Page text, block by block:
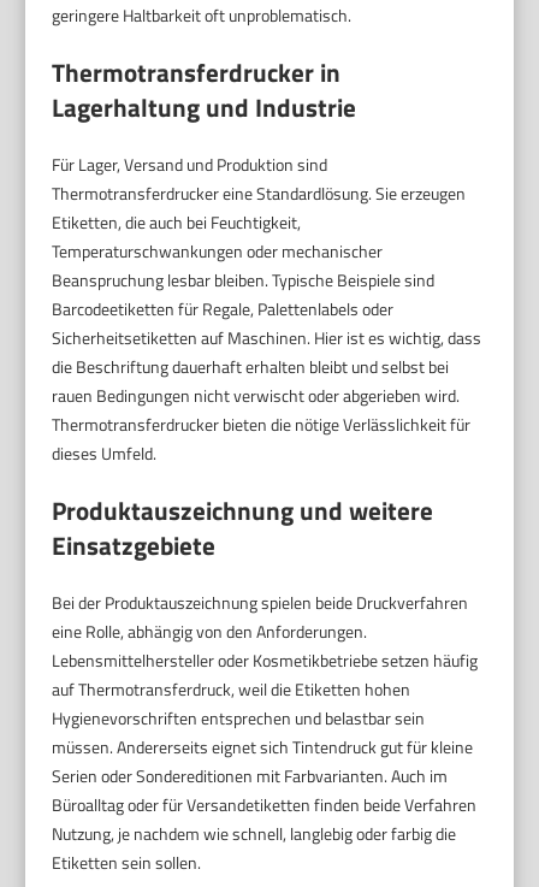
geringere Haltbarkeit oft unproblematisch.
Thermotransferdrucker in
Lagerhaltung und Industrie
Für Lager, Versand und Produktion sind
Thermotransferdrucker eine Standardlösung. Sie erzeugen
Etiketten, die auch bei Feuchtigkeit,
Temperaturschwankungen oder mechanischer
Beanspruchung lesbar bleiben. Typische Beispiele sind
Barcodeetiketten für Regale, Palettenlabels oder
Sicherheitsetiketten auf Maschinen. Hier ist es wichtig, dass
die Beschriftung dauerhaft erhalten bleibt und selbst bei
rauen Bedingungen nicht verwischt oder abgerieben wird.
Thermotransferdrucker bieten die nötige Verlässlichkeit für
dieses Umfeld.
Produktauszeichnung und weitere
Einsatzgebiete
Bei der Produktauszeichnung spielen beide Druckverfahren
eine Rolle, abhängig von den Anforderungen.
Lebensmittelhersteller oder Kosmetikbetriebe setzen häufig
auf Thermotransferdruck, weil die Etiketten hohen
Hygienevorschriften entsprechen und belastbar sein
müssen. Andererseits eignet sich Tintendruck gut für kleine
Serien oder Sondereditionen mit Farbvarianten. Auch im
Büroalltag oder für Versandetiketten finden beide Verfahren
Nutzung, je nachdem wie schnell, langlebig oder farbig die
Etiketten sein sollen.